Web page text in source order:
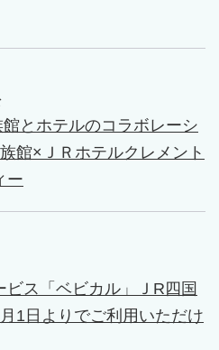
館とホテルのコラボレーシ
館×ＪＲホテルクレメント
ー
ス「ベビカル」ＪR四国
1日よりでご利用いただけ